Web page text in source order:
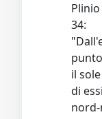
34:
il
di